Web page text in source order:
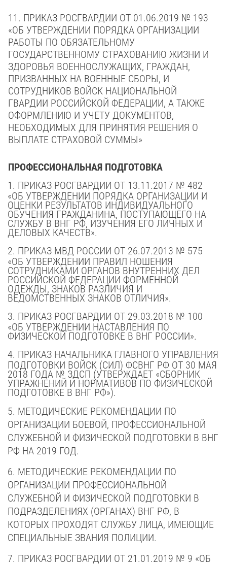
11. ПРИКАЗ РОСГВАРДИИ ОТ 01.06.2019 № 193
«ОБ УТВЕРЖДЕНИИ ПОРЯДКА ОРГАНИЗАЦИИ
РАБОТЫ ПО ОБЯЗАТЕЛЬНОМУ
ГОСУДАРСТВЕННОМУ СТРАХОВАНИЮ ЖИЗНИ И
ЗДОРОВЬЯ ВОЕННОСЛУЖАЩИХ, ГРАЖДАН,
ПРИЗВАННЫХ НА ВОЕННЫЕ СБОРЫ, И
СОТРУДНИКОВ ВОЙСК НАЦИОНАЛЬНОЙ
ГВАРДИИ РОССИЙСКОЙ ФЕДЕРАЦИИ, А ТАКЖЕ
ОФОРМЛЕНИЮ И УЧЕТУ ДОКУМЕНТОВ,
НЕОБХОДИМЫХ ДЛЯ ПРИНЯТИЯ РЕШЕНИЯ О
ВЫПЛАТЕ СТРАХОВОЙ СУММЫ»
ПРОФЕССИОНАЛЬНАЯ ПОДГОТОВКА
1. ПРИКАЗ РОСГВАРДИИ ОТ 13.11.2017 № 482
«ОБ УТВЕРЖДЕНИИ ПОРЯДКА ОРГАНИЗАЦИИ И
ОЦЕНКИ РЕЗУЛЬТАТОВ ИНДИВИДУАЛЬНОГО
ОБУЧЕНИЯ ГРАЖДАНИНА, ПОСТУПАЮЩЕГО НА
СЛУЖБУ В ВНГ РФ, ИЗУЧЕНИЯ ЕГО ЛИЧНЫХ И
ДЕЛОВЫХ КАЧЕСТВ».
2. ПРИКАЗ МВД РОССИИ ОТ 26.07.2013 № 575
«ОБ УТВЕРЖДЕНИИ ПРАВИЛ НОШЕНИЯ
СОТРУДНИКАМИ ОРГАНОВ ВНУТРЕННИХ ДЕЛ
РОССИЙСКОЙ ФЕДЕРАЦИИ ФОРМЕННОЙ
ОДЕЖДЫ, ЗНАКОВ РАЗЛИЧИЯ И
ВЕДОМСТВЕННЫХ ЗНАКОВ ОТЛИЧИЯ».
3. ПРИКАЗ РОСГВАРДИИ ОТ 29.03.2018 № 100
«ОБ УТВЕРЖДЕНИИ НАСТАВЛЕНИЯ ПО
ФИЗИЧЕСКОЙ ПОДГОТОВКЕ В ВНГ РОССИИ».
4. ПРИКАЗ НАЧАЛЬНИКА ГЛАВНОГО УПРАВЛЕНИЯ
ПОДГОТОВКИ ВОЙСК (СИЛ) ФСВНГ РФ ОТ 30 МАЯ
2018 ГОДА № ЗДСП (УТВЕРЖДАЕТ «СБОРНИК
УПРАЖНЕНИЙ И НОРМАТИВОВ ПО ФИЗИЧЕСКОЙ
ПОДГОТОВКЕ В ВНГ РФ»).
5. МЕТОДИЧЕСКИЕ РЕКОМЕНДАЦИИ ПО
ОРГАНИЗАЦИИ БОЕВОЙ, ПРОФЕССИОНАЛЬНОЙ
СЛУЖЕБНОЙ И ФИЗИЧЕСКОЙ ПОДГОТОВКИ В ВНГ
РФ НА 2019 ГОД.
6. МЕТОДИЧЕСКИЕ РЕКОМЕНДАЦИИ ПО
ОРГАНИЗАЦИИ ПРОФЕССИОНАЛЬНОЙ
СЛУЖЕБНОЙ И ФИЗИЧЕСКОЙ ПОДГОТОВКИ В
ПОДРАЗДЕЛЕНИЯХ (ОРГАНАХ) ВНГ РФ, В
КОТОРЫХ ПРОХОДЯТ СЛУЖБУ ЛИЦА, ИМЕЮЩИЕ
СПЕЦИАЛЬНЫЕ ЗВАНИЯ ПОЛИЦИИ.
7. ПРИКАЗ РОСГВАРДИИ ОТ 21.01.2019 № 9 «ОБ